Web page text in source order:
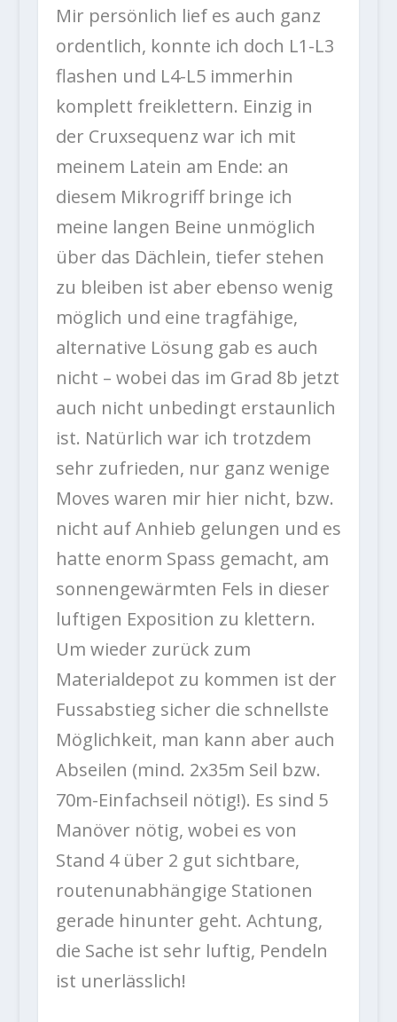
Mir persönlich lief es auch ganz
ordentlich, konnte ich doch L1-L3
flashen und L4-L5 immerhin
komplett freiklettern. Einzig in
der Cruxsequenz war ich mit
meinem Latein am Ende: an
diesem Mikrogriff bringe ich
meine langen Beine unmöglich
über das Dächlein, tiefer stehen
zu bleiben ist aber ebenso wenig
möglich und eine tragfähige,
alternative Lösung gab es auch
nicht – wobei das im Grad 8b jetzt
auch nicht unbedingt erstaunlich
ist. Natürlich war ich trotzdem
sehr zufrieden, nur ganz wenige
Moves waren mir hier nicht, bzw.
nicht auf Anhieb gelungen und es
hatte enorm Spass gemacht, am
sonnengewärmten Fels in dieser
luftigen Exposition zu klettern.
Um wieder zurück zum
Materialdepot zu kommen ist der
Fussabstieg sicher die schnellste
Möglichkeit, man kann aber auch
Abseilen (mind. 2x35m Seil bzw.
70m-Einfachseil nötig!). Es sind 5
Manöver nötig, wobei es von
Stand 4 über 2 gut sichtbare,
routenunabhängige Stationen
gerade hinunter geht. Achtung,
die Sache ist sehr luftig, Pendeln
ist unerlässlich!